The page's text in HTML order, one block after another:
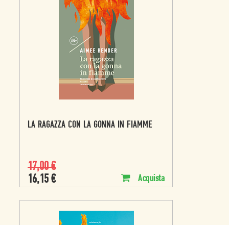
LA RAGAZZA CON LA GONNA IN FIAMME
17,00€
16,15 € Acquista